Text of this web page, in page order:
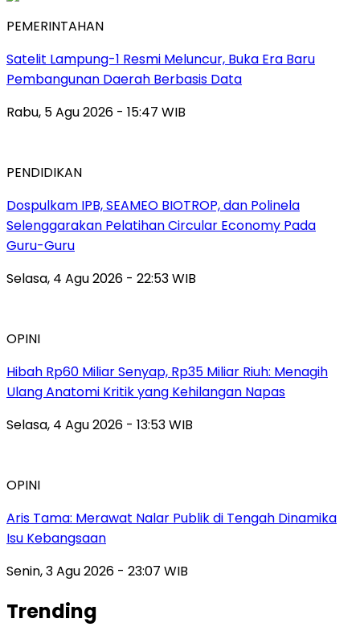
PEMERINTAHAN
Satelit Lampung-1 Resmi Meluncur, Buka Era Baru
Pembangunan Daerah Berbasis Data
Rabu, 5 Agu 2026 - 15:47 WIB
PENDIDIKAN
Dospulkam IPB, SEAMEO BIOTROP, dan Polinela
Selenggarakan Pelatihan Circular Economy Pada
Guru-Guru
Selasa, 4 Agu 2026 - 22:53 WIB
OPINI
Hibah Rp60 Miliar Senyap, Rp35 Miliar Riuh: Menagih
Ulang Anatomi Kritik yang Kehilangan Napas
Selasa, 4 Agu 2026 - 13:53 WIB
OPINI
Aris Tama: Merawat Nalar Publik di Tengah Dinamika
Isu Kebangsaan
Senin, 3 Agu 2026 - 23:07 WIB
Trending